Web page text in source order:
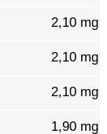
2,10 mg
2,10 mg
2,10 mg
1,90 mg